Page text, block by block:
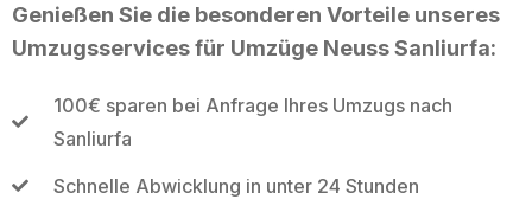
Genießen Sie die besonderen Vorteile unseres
Umzugsservices für Umzüge Neuss Sanliurfa:
100€ sparen bei Anfrage Ihres Umzugs nach
Sanliurfa
Schnelle Abwicklung in unter 24 Stunden